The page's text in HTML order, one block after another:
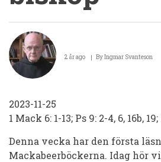
Kortpredikan
25
november
S.
Niels
Stensen,
2 år ago ByIngmar Svanteson
2023-11-25
1 Mack 6: 1-13; Ps 9: 2-4, 6, 16b,
Denna vecka har den första
Mackabeerböckerna. Idag hör